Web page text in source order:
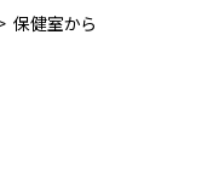
保健室から